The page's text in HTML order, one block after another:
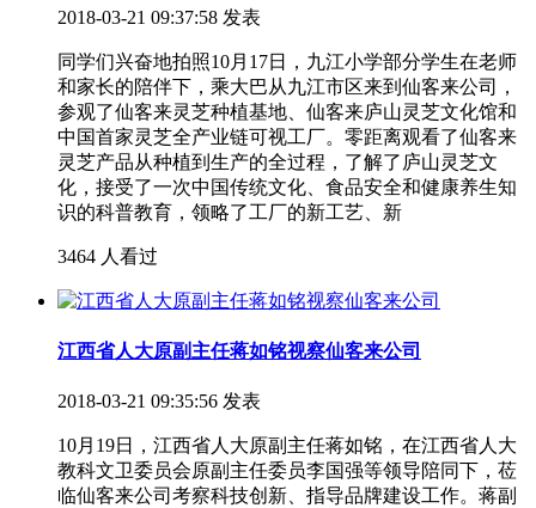
2018-03-21 09:37:58 发表
同学们兴奋地拍照10月17日，九江小学部分学生在老师
和家长的陪伴下，乘大巴从九江市区来到仙客来公司，
参观了仙客来灵芝种植基地、仙客来庐山灵芝文化馆和
中国首家灵芝全产业链可视工厂。零距离观看了仙客来
灵芝产品从种植到生产的全过程，了解了庐山灵芝文
化，接受了一次中国传统文化、食品安全和健康养生知
识的科普教育，领略了工厂的新工艺、新
3464 人看过
江西省人大原副主任蒋如铭视察仙客来公司
2018-03-21 09:35:56 发表
10月19日，江西省人大原副主任蒋如铭，在江西省人大
教科文卫委员会原副主任委员李国强等领导陪同下，莅
临仙客来公司考察科技创新、指导品牌建设工作。蒋副